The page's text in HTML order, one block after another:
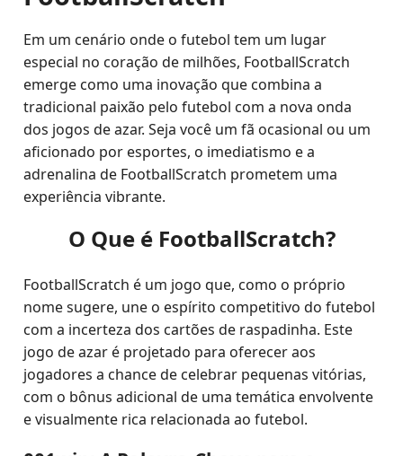
Em um cenário onde o futebol tem um lugar
especial no coração de milhões, FootballScratch
emerge como uma inovação que combina a
tradicional paixão pelo futebol com a nova onda
dos jogos de azar. Seja você um fã ocasional ou um
aficionado por esportes, o imediatismo e a
adrenalina de FootballScratch prometem uma
experiência vibrante.
O Que é FootballScratch?
FootballScratch é um jogo que, como o próprio
nome sugere, une o espírito competitivo do futebol
com a incerteza dos cartões de raspadinha. Este
jogo de azar é projetado para oferecer aos
jogadores a chance de celebrar pequenas vitórias,
com o bônus adicional de uma temática envolvente
e visualmente rica relacionada ao futebol.